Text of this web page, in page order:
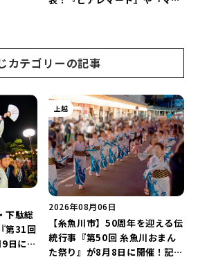
カテゴリーの記事
下駄総
第31回
日に開
上越
2026年08月06日
【糸魚川市】50周年を迎える伝
統行事『第50回 糸魚川おまん
た祭り』が8月8日に開催！記念